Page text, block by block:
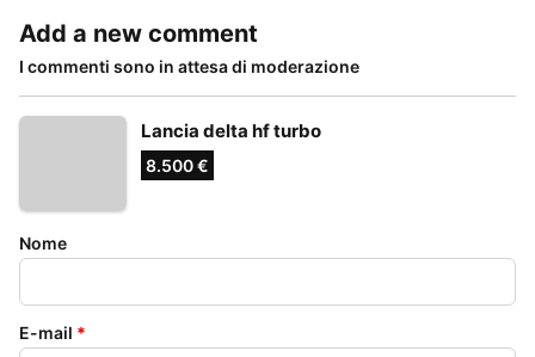
Add a new comment
I commenti sono in attesa di moderazione
Lancia delta hf turbo
8.500 €
Nome
E-mail *